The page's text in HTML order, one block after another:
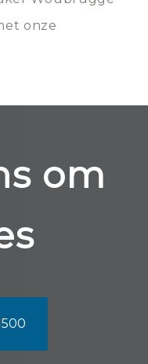
onze
om